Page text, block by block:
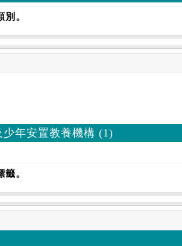
。
少年安置教養機構 (1)
。